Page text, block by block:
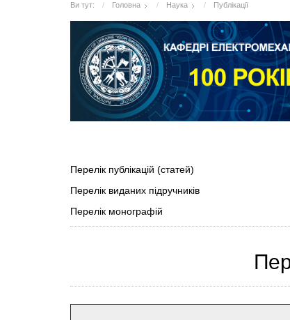
Ви тут: Головна Наука Публікації
Перелік публікацій (статей)
Перелік виданих підручників
Перелік монографій